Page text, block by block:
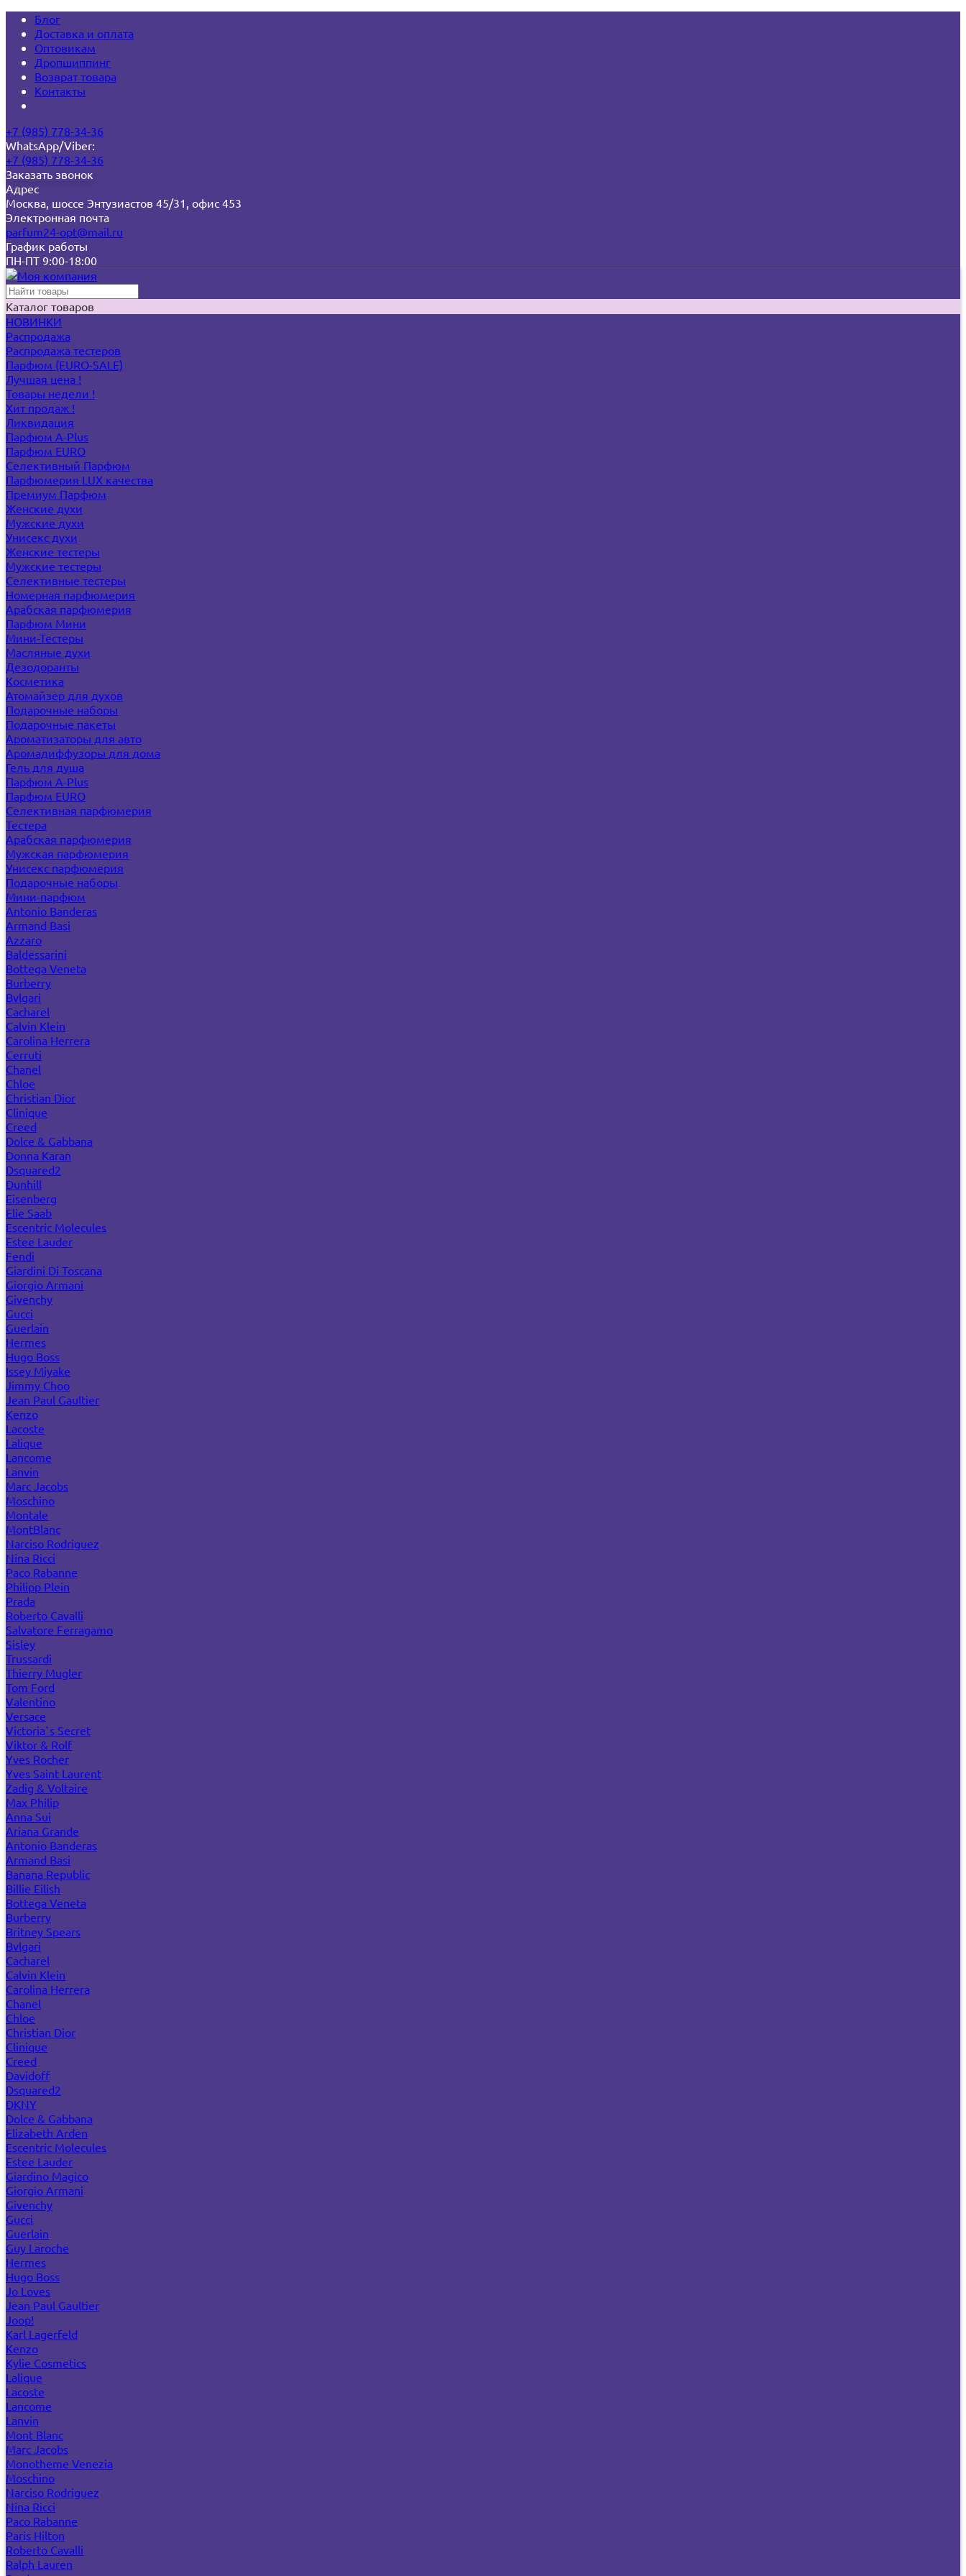
Блог
Доставка и оплата
Оптовикам
Дропшиппинг
Возврат товара
Контакты
+7 (985) 778-34-36
WhatsApp/Viber:
+7 (985) 778-34-36
Заказать звонок
Адрес
Москва, шоссе Энтузиастов 45/31, офис 453
Электронная почта
parfum24-opt@mail.ru
График работы
ПН-ПТ 9:00-18:00
Каталог товаров
НОВИНКИ
Распродажа
Распродажа тестеров
Парфюм (EURO-SALE)
Лучшая цена !
Товары недели !
Хит продаж !
Ликвидация
Парфюм A-Plus
Парфюм EURO
Селективный Парфюм
Парфюмерия LUX качества
Премиум Парфюм
Женские духи
Мужские духи
Унисекс духи
Женские тестеры
Мужские тестеры
Селективные тестеры
Номерная парфюмерия
Арабская парфюмерия
Парфюм Мини
Мини-Тестеры
Масляные духи
Дезодоранты
Косметика
Атомайзер для духов
Подарочные наборы
Подарочные пакеты
Ароматизаторы для авто
Аромадиффузоры для дома
Гель для душа
Парфюм A-Plus
Парфюм EURO
Селективная парфюмерия
Тестера
Арабская парфюмерия
Мужская парфюмерия
Унисекс парфюмерия
Подарочные наборы
Мини-парфюм
Antonio Banderas
Armand Basi
Azzaro
Baldessarini
Bottega Veneta
Burberry
Bvlgari
Cacharel
Calvin Klein
Carolina Herrera
Cerruti
Chanel
Chloe
Christian Dior
Clinique
Creed
Dolce & Gabbana
Donna Karan
Dsquared2
Dunhill
Eisenberg
Elie Saab
Escentric Molecules
Estee Lauder
Fendi
Giardini Di Toscana
Giorgio Armani
Givenchy
Gucci
Guerlain
Hermes
Hugo Boss
Issey Miyake
Jimmy Choo
Jean Paul Gaultier
Kenzo
Lacoste
Lalique
Lancome
Lanvin
Marc Jacobs
Moschino
Montale
MontBlanc
Narciso Rodriguez
Nina Ricci
Paco Rabanne
Philipp Plein
Prada
Roberto Cavalli
Salvatore Ferragamo
Sisley
Trussardi
Thierry Mugler
Tom Ford
Valentino
Versace
Victoria`s Secret
Viktor & Rolf
Yves Rocher
Yves Saint Laurent
Zadig & Voltaire
Max Philip
Anna Sui
Ariana Grande
Antonio Banderas
Armand Basi
Banana Republic
Billie Eilish
Bottega Veneta
Burberry
Britney Spears
Bvlgari
Cacharel
Calvin Klein
Carolina Herrera
Chanel
Chloe
Christian Dior
Clinique
Creed
Davidoff
Dsquared2
DKNY
Dolce & Gabbana
Elizabeth Arden
Escentric Molecules
Estee Lauder
Giardino Magico
Giorgio Armani
Givenchy
Gucci
Guerlain
Guy Laroche
Hermes
Hugo Boss
Jo Loves
Jean Paul Gaultier
Joop!
Karl Lagerfeld
Kenzo
Kylie Cosmetics
Lalique
Lacoste
Lancome
Lanvin
Mont Blanc
Marc Jacobs
Monotheme Venezia
Moschino
Narciso Rodriguez
Nina Ricci
Paco Rabanne
Paris Hilton
Roberto Cavalli
Ralph Lauren